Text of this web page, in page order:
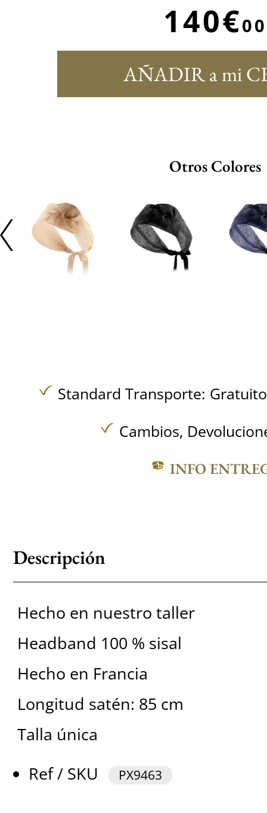
140€00
AÑADIR a mi
Otros Colores
Standard Transporte:
Cambios,
INFO
Descripción
Hecho en nuestro taller
Headband 100 % sisal
Hecho en Francia
Longitud satén: 85 cm
Talla única
Ref / SKU
PX9463